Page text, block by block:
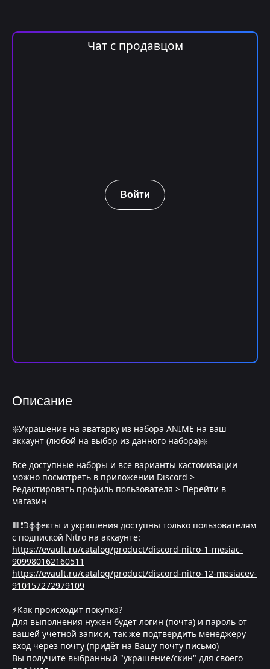
Чат с продавцом
Войти
Описание
❇️Украшение на аватарку из набора ANIME на ваш
аккаунт (любой на выбор из данного набора)❇️
Все доступные наборы и все варианты кастомизации
можно посмотреть в приложении Discord >
Редактировать профиль пользователя > Перейти в
магазин
🟥❗Эффекты и украшения доступны только пользователям
с подпиской Nitro на аккаунте:
https://evault.ru/catalog/product/discord-nitro-1-mesiac-
909980162160511
https://evault.ru/catalog/product/discord-nitro-12-mesiacev-
910157272979109
⚡Как происходит покупка?
Для выполнения нужен будет логин (почта) и пароль от
вашей учетной записи, так же подтвердить менеджеру
вход через почту (придёт на Вашу почту письмо)
Вы получите выбранный "украшение/скин" для своего